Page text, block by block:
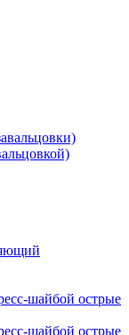
шайбой острые
шайбой острые